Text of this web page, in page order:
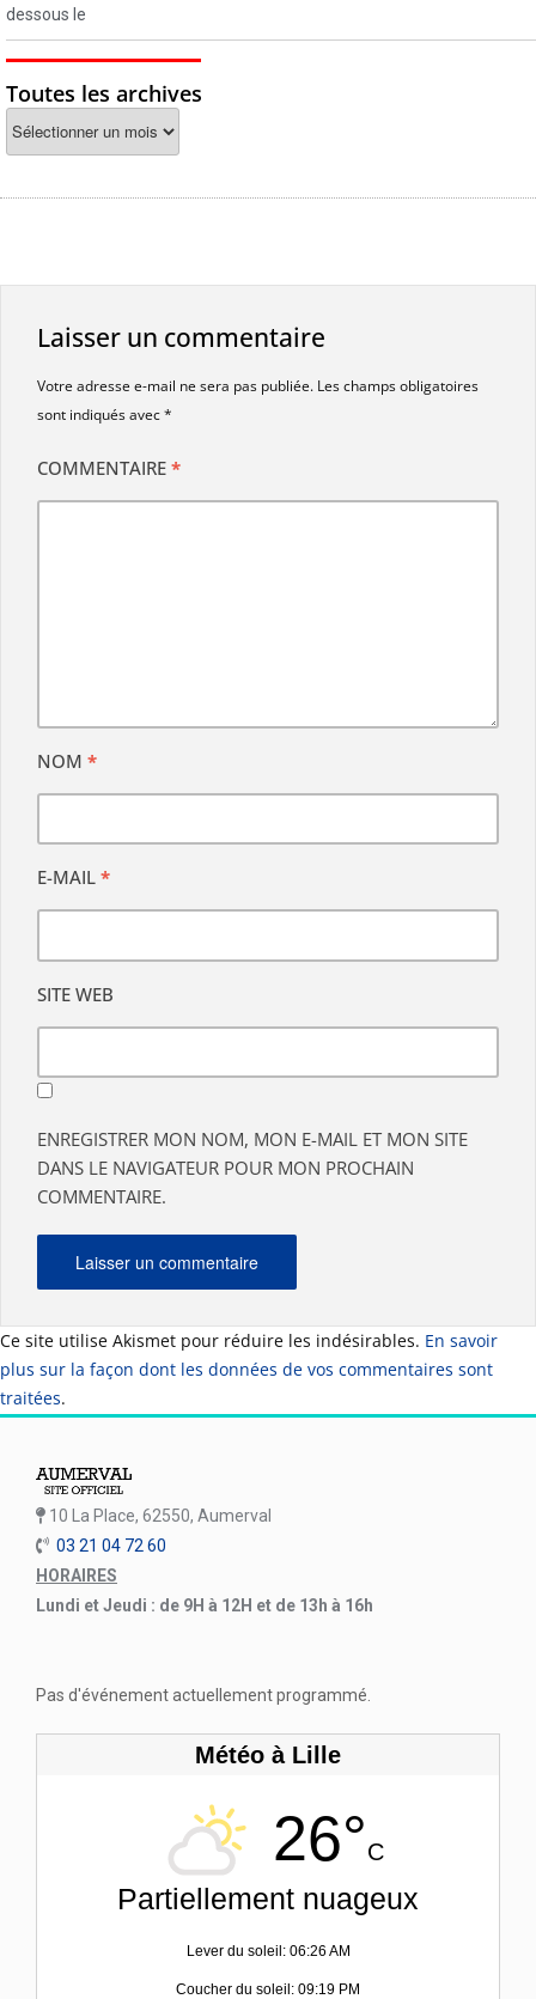
dessous le
Toutes les archives
Laisser un commentaire
Votre adresse e-mail ne sera pas publiée. Les champs obligatoires
sont indiqués avec*
COMMENTAIRE *
NOM *
E-MAIL *
SITE WEB
ENREGISTRER MON NOM, MON E-MAIL ET MON SITE
DANS LE NAVIGATEUR POUR MON PROCHAIN
COMMENTAIRE.
Ce site utilise Akismet pour réduire les indésirables. En savoir
plus sur la façon dont les données de vos commentaires sont
traitées.
10 La Place, 62550, Aumerval
03 21 04 72 60
HORAIRES
Lundi et Jeudi : de 9H à 12H et de 13h à 16h
Pas d'événement actuellement programmé.
Météo à Lille
26°C
Partiellement nuageux
Lever du soleil: 06:26 AM
Coucher du soleil: 09:19 PM